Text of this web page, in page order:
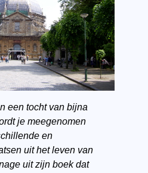
een tocht van bijna
je meegenomen
en
uit het leven van
uit zijn boek dat